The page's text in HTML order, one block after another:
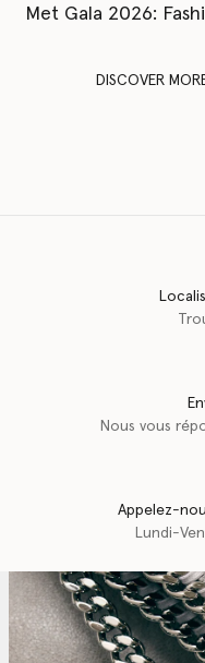
Met Gala 2026:
DISCOVER
Nous vous
Appelez-
Lundi-